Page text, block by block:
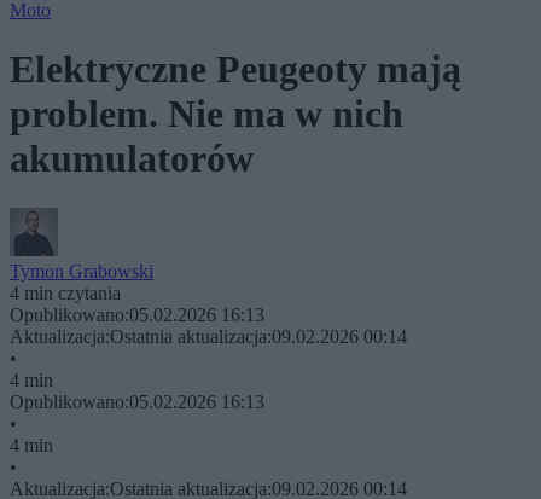
Moto
Elektryczne Peugeoty mają
problem. Nie ma w nich
akumulatorów
Tymon Grabowski
4 min czytania
Opublikowano:05.02.2026 16:13
Aktualizacja:Ostatnia aktualizacja:09.02.2026 00:14
•
4 min
Opublikowano:05.02.2026 16:13
•
4 min
•
Aktualizacja:Ostatnia aktualizacja:09.02.2026 00:14